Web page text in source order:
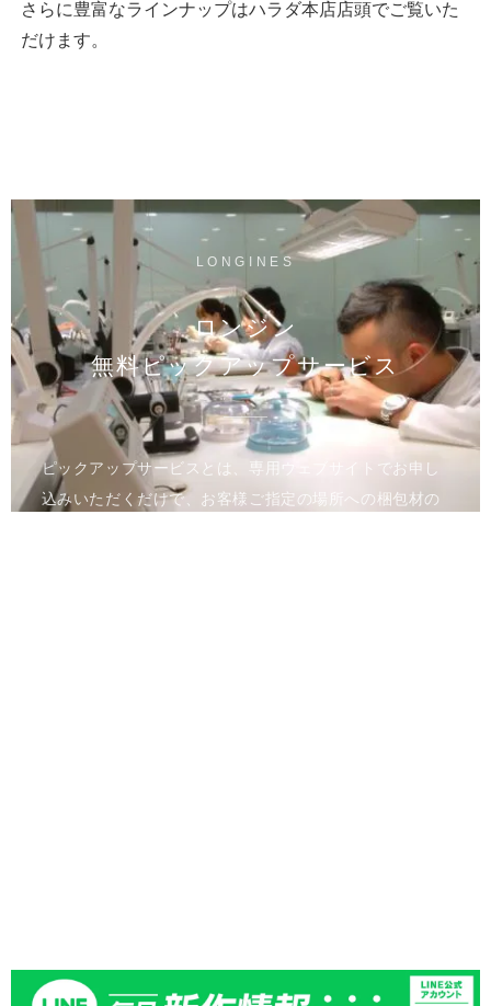
さらに豊富なラインナップはハラダ本店店頭でご覧いた
だけます。
LONGINES
ロンジン
無料ピックアップサービス
ピックアップサービスとは、専用ウェブサイトでお申し
込みいただくだけで、お客様ご指定の場所への梱包材の